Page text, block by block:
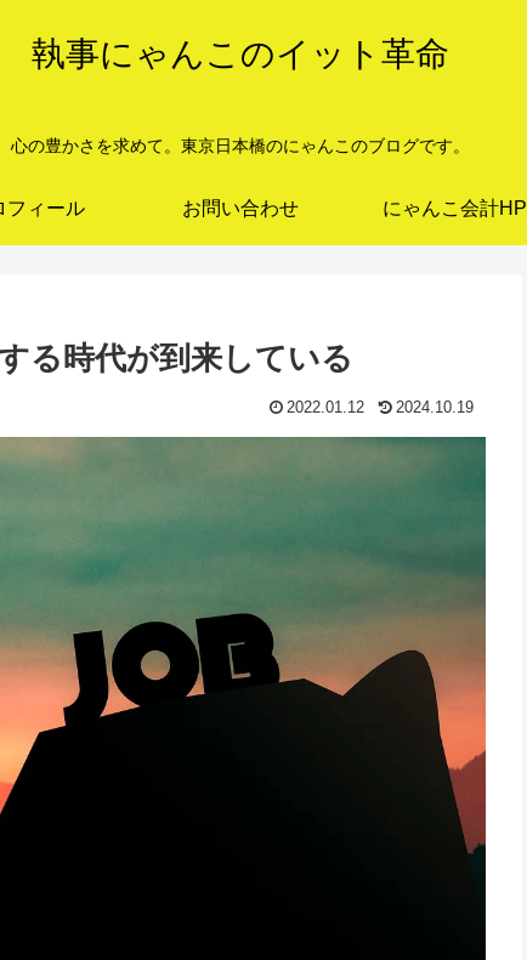
執事にゃんこのイット革命
心の豊かさを求めて。東京日本橋のにゃんこのブログです。
フィール お問い合わせ にゃんこ会計HP
る時代が到来している
2022.01.12 2024.10.19